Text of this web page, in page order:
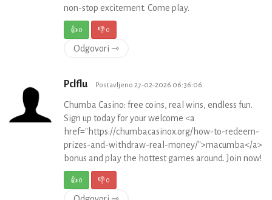
non-stop excitement. Come play.
👍0 👎0
Odgovori ⇾
Pclflu Postavljeno 27-02-2026 06:36:06
Chumba Casino: free coins, real wins, endless fun.
Sign up today for your welcome <a
href="https://chumbacasinox.org/how-to-redeem-
prizes-and-withdraw-real-money/">macumba</a>
bonus and play the hottest games around. Join now!
👍0 👎0